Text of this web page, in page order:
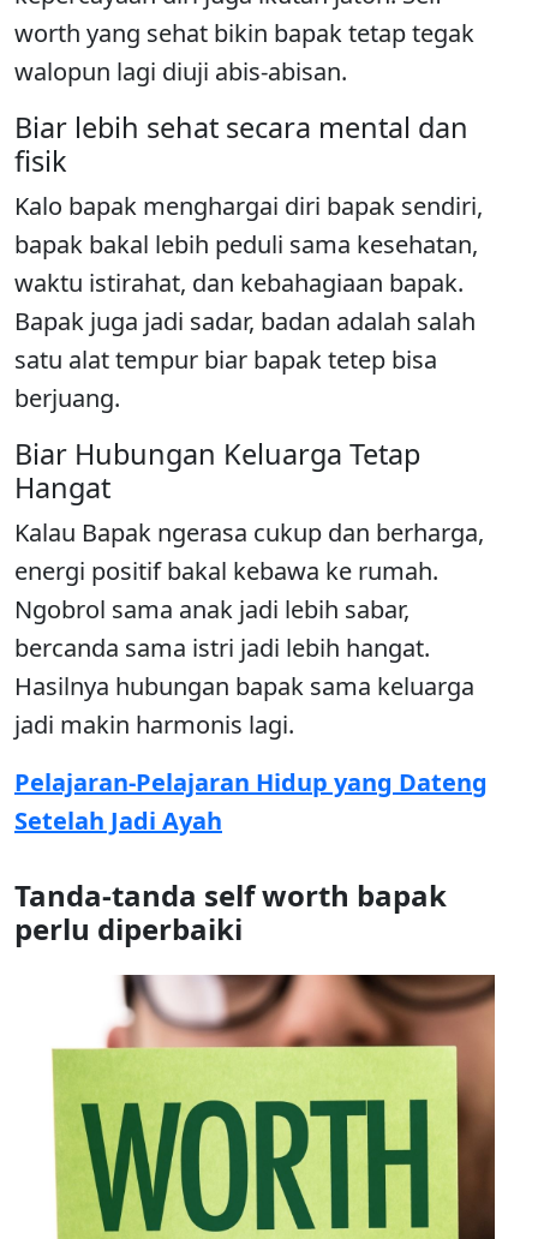
worth yang sehat bikin bapak tetap tegak
walopun lagi diuji abis-abisan.
Biar lebih sehat secara mental dan
fisik
Kalo bapak menghargai diri bapak sendiri,
bapak bakal lebih peduli sama kesehatan,
waktu istirahat, dan kebahagiaan bapak.
Bapak juga jadi sadar, badan adalah salah
satu alat tempur biar bapak tetep bisa
berjuang.
Biar Hubungan Keluarga Tetap
Hangat
Kalau Bapak ngerasa cukup dan berharga,
energi positif bakal kebawa ke rumah.
Ngobrol sama anak jadi lebih sabar,
bercanda sama istri jadi lebih hangat.
Hasilnya hubungan bapak sama keluarga
jadi makin harmonis lagi.
Pelajaran-Pelajaran Hidup yang Dateng
Setelah Jadi Ayah
Tanda-tanda self worth bapak
perlu diperbaiki